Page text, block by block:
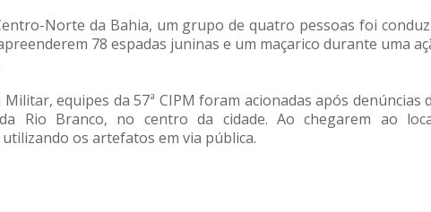
Norte da Bahia, um grupo de quatro pessoas foi
78 espadas juninas e um maçarico durante uma
equipes da 57ª CIPM foram acionadas após denúncias
Rio Branco, no centro da cidade. Ao chegarem ao
os artefatos em via pública.